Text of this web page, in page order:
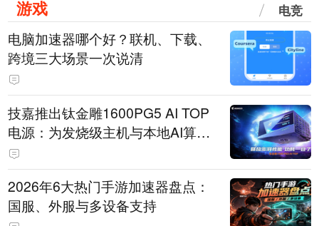
游戏 电竞
电脑加速器哪个好？联机、下载、
跨境三大场景一次说清
技嘉推出钛金雕1600PG5 AI TOP
电源：为发烧级主机与本地AI算力
打造旗舰供电方案
2026年6大热门手游加速器盘点：
国服、外服与多设备支持